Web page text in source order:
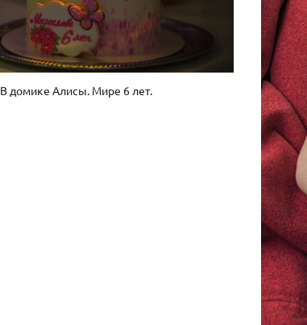
В домике Алисы. Мире 6 лет.